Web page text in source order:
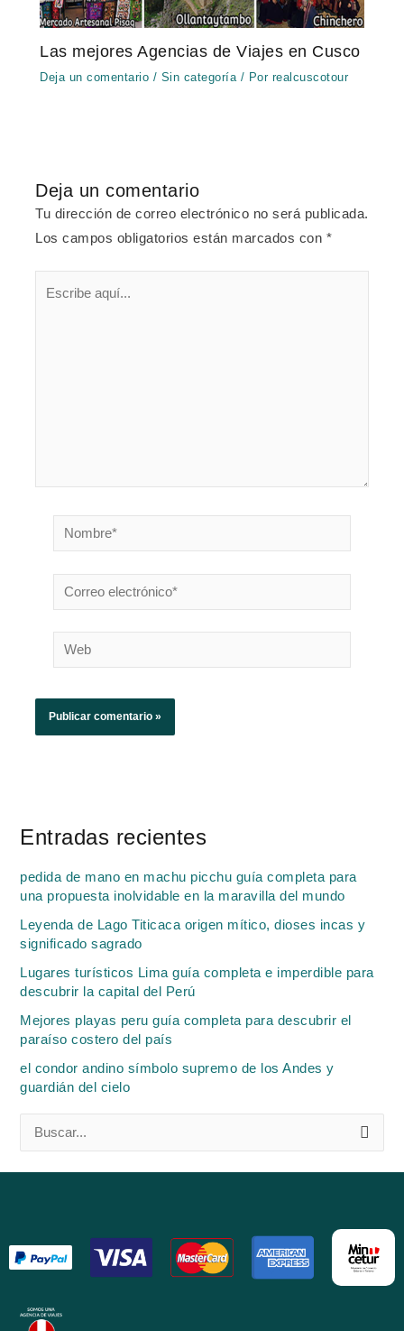
Las mejores Agencias de Viajes en Cusco
Deja un comentario / Sin categoría / Por realcuscotour
Deja un comentario
Tu dirección de correo electrónico no será publicada.
Los campos obligatorios están marcados con *
Nombre*
Correo
electrónico*
Web
Entradas recientes
pedida de mano en machu picchu guía completa para
una propuesta inolvidable en la maravilla del mundo
Leyenda de Lago Titicaca origen mítico, dioses incas y
significado sagrado
Lugares turísticos Lima guía completa e imperdible para
descubrir la capital del Perú
Mejores playas peru guía completa para descubrir el
paraíso costero del país
el condor andino símbolo supremo de los Andes y
guardián del cielo
a
r
o